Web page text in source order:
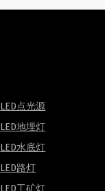
LED点光源
LED地埋灯
LED水底灯
LED路灯
LED工矿灯